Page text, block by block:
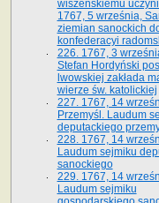
wiszeńskiemu
1767, 5 września,
ziemian sanockich
konfederacyi
226. 1767, 3
Stefan Hordyński
lwowskiej zakłada
wierze św. ka­tolickiej
227. 1767, 14
Przemyśl. Laudum
deputackiego
228. 1767, 14
Laudum sejmiku
sanockiego
229. 1767, 14
Laudum sejmiku